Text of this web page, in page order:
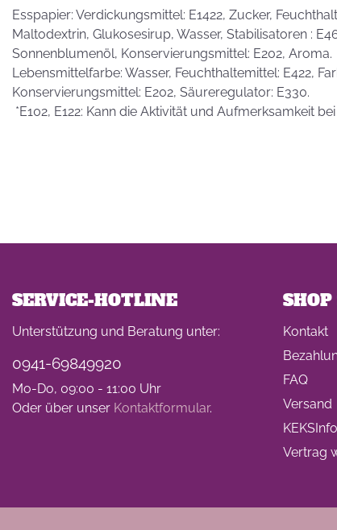
Esspapier: Verdickungsmittel: E1422, Zucker,
Maltodextrin, Glukosesirup, Wasser, Stabilisatoren :
Sonnenblumenöl, Konservierungsmittel: E202, Aroma.
Lebensmittelfarbe: Wasser, Feuchthaltemittel: E422,
Konservierungsmittel: E202, Säureregulator: E330.
*E102, E122: Kann die Aktivität und Aufmerksamkeit
SERVICE-HOTLINE
Unterstützung und Beratung unter:
0941-69849920
Mo-Do, 09:00 - 11:00 Uhr
Oder über unser Kontaktformular.
SHOP
Kontakt
FAQ
Versand
Vertrag